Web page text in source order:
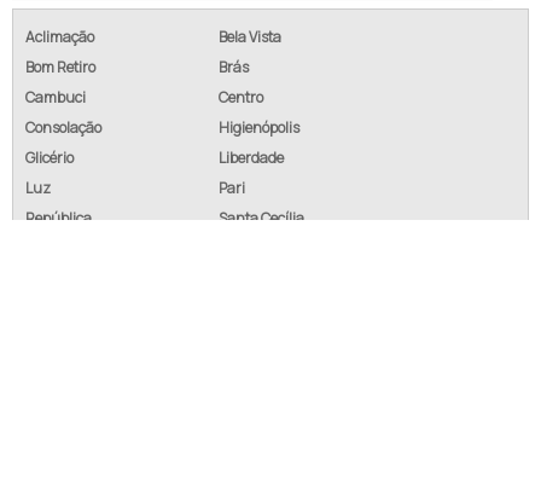
Aclimação
Bela Vista
Bom Retiro
Brás
Cambuci
Centro
Consolação
Higienópolis
Glicério
Liberdade
Luz
Pari
República
Santa Cecília